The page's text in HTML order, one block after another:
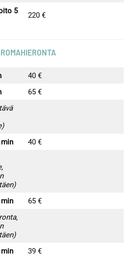
5
220 €
40 €
65 €
40 €
65 €
39 €